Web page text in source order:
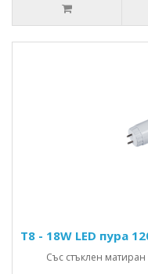
T8 - 18W LED пура
Със стъклен матиран